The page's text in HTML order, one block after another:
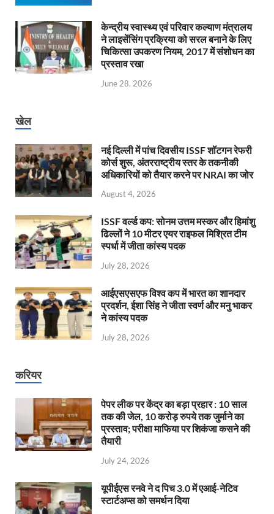
केन्‍द्रीय स्वास्थ्य एवं परिवार कल्याण मंत्रालय
ने लाइसेंसिंग प्रक्रिया को सरल बनाने के लिए
चिकित्सा उपकरण नियम, 2017 में संशोधन का
प्रस्ताव रखा
June 28, 2026
खेल
नई दिल्ली में पांच दिवसीय ISSF शॉटगन रेफरी
कोर्स शुरू, अंतरराष्ट्रीय स्तर के तकनीकी
अधिकारियों को तैयार करने पर NRAI का जोर
August 4, 2026
ISSF वर्ल्ड कप: सोनम उत्तम मस्कर और हिमांशु
ढिल्लों ने 10 मीटर एयर राइफल मिश्रित टीम
स्पर्धा में जीता कांस्य पदक
July 28, 2026
आईएसएसएफ विश्व कप में भारत का शानदार
प्रदर्शन, ईशा सिंह ने जीता स्वर्ण और मनु भाकर
ने कांस्य पदक
July 28, 2026
करियर
पेपर लीक पर केंद्र का बड़ा प्रहार : 10 साल
तक की जेल, 10 करोड़ रुपये तक जुर्माने का
प्रस्ताव; परीक्षा माफिया पर शिकंजा कसने की
तैयारी
July 24, 2026
यूपीईएस रनवे ने द पिच 3.0 में एआई-नेटिव
स्टार्टअप्स को समर्थन दिया